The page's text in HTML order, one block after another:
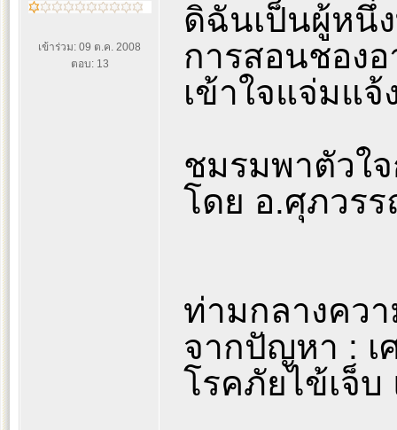
เข้าร่วม: 09 ต.ค. 2008
ตอบ: 13
ดิฉันเป็นผู้หนึ่
การสอนชอง
เข้าใจแจ่มแ
ชมรมพาตัวใ
โดย อ.ศุภวร
ท่ามกลางคว
จากปัญหา : เ
โรคภัยไข้เจ็บ